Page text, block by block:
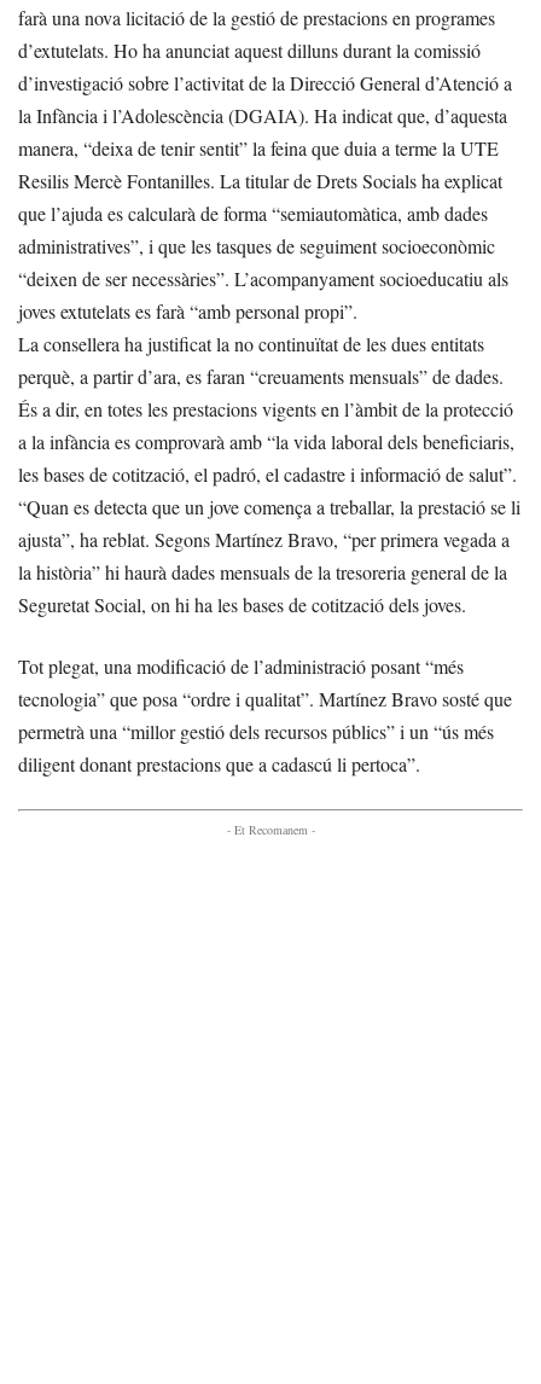
farà una nova licitació de la gestió de prestacions en programes
d’extutelats. Ho ha anunciat aquest dilluns durant la comissió
d’investigació sobre l’activitat de la Direcció General d’Atenció a
la Infància i l’Adolescència (DGAIA). Ha indicat que, d’aquesta
manera, “deixa de tenir sentit” la feina que duia a terme la UTE
Resilis Mercè Fontanilles. La titular de Drets Socials ha explicat
que l’ajuda es calcularà de forma “semiautomàtica, amb dades
administratives”, i que les tasques de seguiment socioeconòmic
“deixen de ser necessàries”. L’acompanyament socioeducatiu als
joves extutelats es farà “amb personal propi”.
La consellera ha justificat la no continuïtat de les dues entitats
perquè, a partir d’ara, es faran “creuaments mensuals” de dades.
És a dir, en totes les prestacions vigents en l’àmbit de la protecció
a la infància es comprovarà amb “la vida laboral dels beneficiaris,
les bases de cotització, el padró, el cadastre i informació de salut”.
“Quan es detecta que un jove comença a treballar, la prestació se li
ajusta”, ha reblat. Segons Martínez Bravo, “per primera vegada a
la història” hi haurà dades mensuals de la tresoreria general de la
Seguretat Social, on hi ha les bases de cotització dels joves.
Tot plegat, una modificació de l’administració posant “més
tecnologia” que posa “ordre i qualitat”. Martínez Bravo sosté que
permetrà una “millor gestió dels recursos públics” i un “ús més
diligent donant prestacions que a cadascú li pertoca”.
- Et Recomanem -